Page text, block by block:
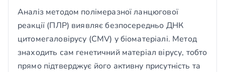
Аналіз методом полімеразної ланцюгової
реакції (ПЛР) виявляє безпосередньо ДНК
цитомегаловірусу (CMV) у біоматеріалі. Метод
знаходить сам генетичний матеріал вірусу, тобто
прямо підтверджує його активну присутність та